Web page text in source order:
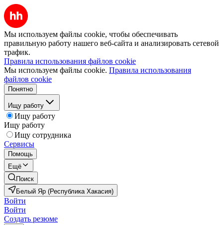
Мы используем файлы cookie, чтобы обеспечивать
правильную работу нашего веб-сайта и анализировать сетевой
трафик.
Правила использования файлов cookie
Мы используем файлы cookie. Правила использования
файлов cookie
Понятно
Ищу работу
Ищу работу
Ищу работу
Ищу сотрудника
Сервисы
Помощь
Ещё
Поиск
Белый Яр (Республика Хакасия)
Войти
Войти
Создать резюме